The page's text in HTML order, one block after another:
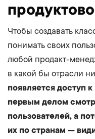
Чтобы создавать
понимать своих
любой продакт-
в какой бы отрасли
появляется доступ
первым делом
пользователей, а
их по странам —